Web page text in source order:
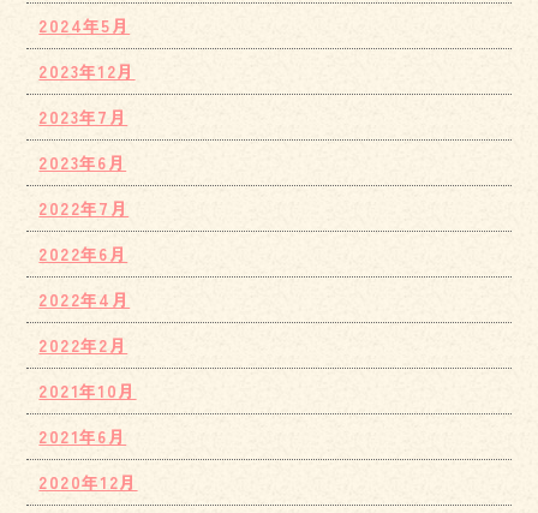
2024年5月
2023年12月
2023年7月
2023年6月
2022年7月
2022年6月
2022年4月
2022年2月
2021年10月
2021年6月
2020年12月